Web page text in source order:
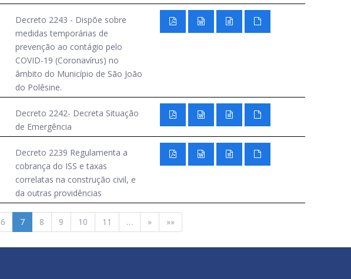
Decreto 2243 - Dispõe sobre
medidas temporárias de
prevenção ao contágio pelo
COVID-19 (Coronavírus) no
âmbito do Município de São João
do Polêsine.
Decreto 2242- Decreta Situação
de Emergência
Decreto 2239 Regulamenta a
cobrança do ISS e taxas
correlatas na construção civil, e
da outras providências
6 7 8 9 10 11 … » »»